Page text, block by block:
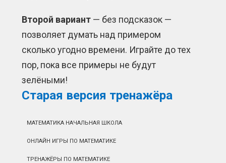
Второй вариант — без подсказок —
позволяет думать над примером
сколько угодно времени. Играйте до тех
пор, пока все примеры не будут
зелёными!
Старая версия тренажёра
МАТЕМАТИКА НАЧАЛЬНАЯ ШКОЛА
ОНЛАЙН ИГРЫ ПО МАТЕМАТИКЕ
ТРЕНАЖЁРЫ ПО МАТЕМАТИКЕ